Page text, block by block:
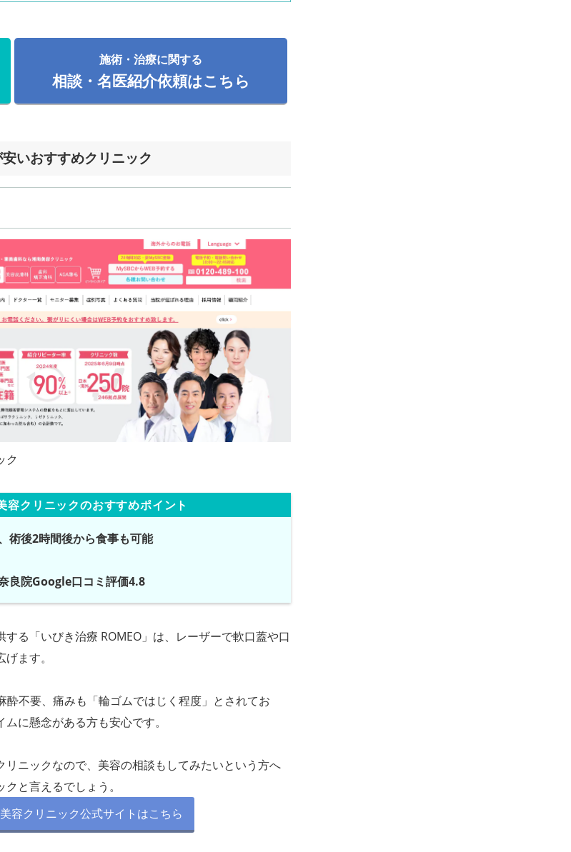
施術・治療に関する
相談・名医紹介依頼はこちら
いおすすめクリニック
容クリニックのおすすめポイント
術後2時間後から食事も可能
良院Google口コミ評価4.8
する「いびき治療 ROMEO」は、レーザーで軟口蓋や口
ます。
酔不要、痛みも「輪ゴムではじく程度」とされてお
に懸念がある方も安心です。
リニックなので、美容の相談もしてみたいという方へ
と言えるでしょう。
容クリニック公式サイトはこちら